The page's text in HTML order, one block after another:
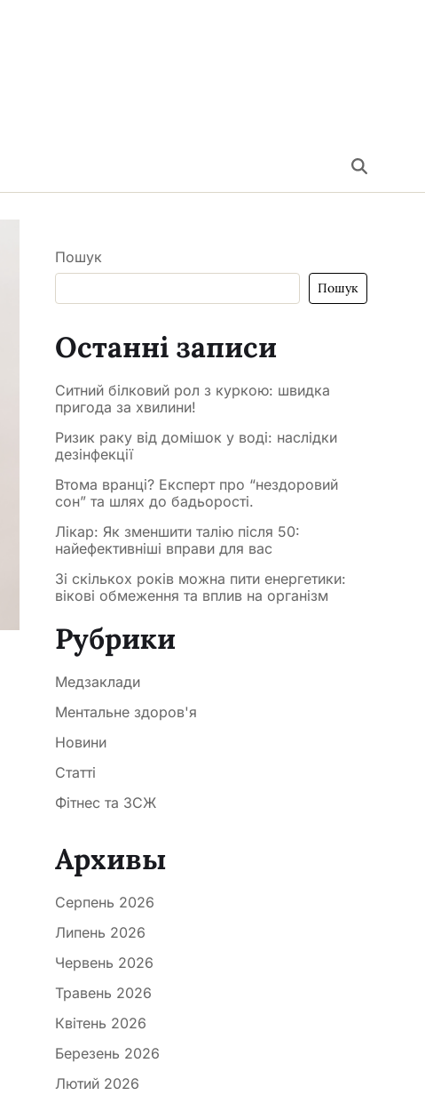
Пошук
Пошук
Останні записи
Ситний білковий рол з куркою: швидка
пригода за хвилини!
Ризик раку від домішок у воді: наслідки
дезінфекції
Втома вранці? Експерт про “нездоровий
сон” та шлях до бадьорості.
Лікар: Як зменшити талію після 50:
найефективніші вправи для вас
Зі скількох років можна пити енергетики:
вікові обмеження та вплив на організм
Рубрики
Медзаклади
Ментальне здоров'я
Новини
Статті
Фітнес та ЗСЖ
Архивы
Серпень 2026
Липень 2026
Червень 2026
Травень 2026
Квітень 2026
Березень 2026
Лютий 2026